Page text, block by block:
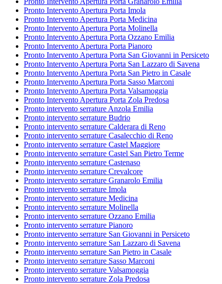
Pronto Intervento Apertura Porta Imola
Pronto Intervento Apertura Porta Medicina
Pronto Intervento Apertura Porta Molinella
Pronto Intervento Apertura Porta Ozzano Emilia
Pronto Intervento Apertura Porta Pianoro
Pronto Intervento Apertura Porta San Giovanni in Persiceto
Pronto Intervento Apertura Porta San Lazzaro di Savena
Pronto Intervento Apertura Porta San Pietro in Casale
Pronto Intervento Apertura Porta Sasso Marconi
Pronto Intervento Apertura Porta Valsamoggia
Pronto Intervento Apertura Porta Zola Predosa
Pronto intervento serrature Anzola Emilia
Pronto intervento serrature Budrio
Pronto intervento serrature Calderara di Reno
Pronto intervento serrature Casalecchio di Reno
Pronto intervento serrature Castel Maggiore
Pronto intervento serrature Castel San Pietro Terme
Pronto intervento serrature Castenaso
Pronto intervento serrature Crevalcore
Pronto intervento serrature Granarolo Emilia
Pronto intervento serrature Imola
Pronto intervento serrature Medicina
Pronto intervento serrature Molinella
Pronto intervento serrature Ozzano Emilia
Pronto intervento serrature Pianoro
Pronto intervento serrature San Giovanni in Persiceto
Pronto intervento serrature San Lazzaro di Savena
Pronto intervento serrature San Pietro in Casale
Pronto intervento serrature Sasso Marconi
Pronto intervento serrature Valsamoggia
Pronto intervento serrature Zola Predosa